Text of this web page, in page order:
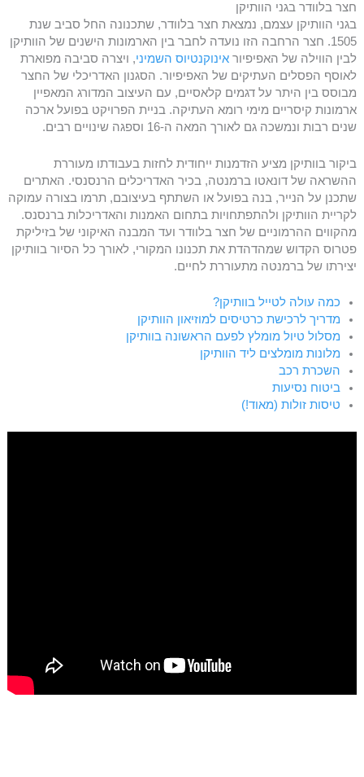
חצר בלוודר בגני הוותיקן
בגני הוותיקן עצמם, נמצאת חצר בלוודר, שתכנונה החל סביב שנת
1505. חצר הרחבה הזו נועדה לחבר בין הארמונות הישנים של הוותיקן
לבין הווילה של האפיפיור אינוקנטיוס השמיני, ויצרה סביבה מפוארת
לאוסף הפסלים העתיקים של האפיפיור. הסגנון האדריכלי של החצר
מבוסס בין היתר על דגמים קלאסיים, עם העיצוב המדורג המאפיין
ארמונות קיסריים מימי רומא העתיקה. בניית הפרויקט בפועל ארכה
שנים רבות ונמשכה גם לאורך המאה ה-16 וספגה שינויים רבים.
ביקור בוותיקן מציע הזדמנות ייחודית לחזות בעבודתו מעוררת
ההשראה של דונאטו ברמנטה, בכיר האדריכלים הרנסנסי. האתרים
שתכנן על הנייר, בנה בפועל או השתתף בעיצובם, תרמו בצורה עמוקה
לקריית הוותיקן ולהתפתחויות בתחום האמנות והאדריכלות ברנסנס.
מהקווים ההרמוניים של חצר בלוודר ועד המבנה האיקוני של בזיליקת
פטרוס הקדוש שמהדהדת את תכנונו המקורי, לאורך כל הסיור בוותיקן
יצירתו של ברמנטה מתעוררת לחיים.
כמה עולה לטייל בוותיקן?
מדריך לרכישת כרטיסים למוזיאון הוותיקן
מסלול טיול מומלץ לפעם הראשונה בוותיקן
מלונות מומלצים ליד הוותיקן
השכרת רכב
ביטוח נסיעות
טיסות זולות (מאוד!)